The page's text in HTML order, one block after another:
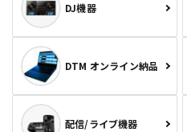
DJ機器
DTM オンライン納品
配信/ライブ機器